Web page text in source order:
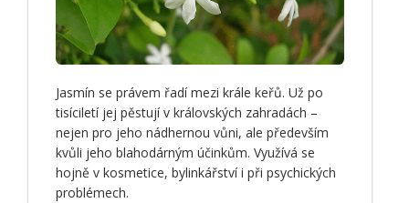
Jasmín se právem řadí mezi krále keřů. Už po
tisíciletí jej pěstují v královských zahradách –
nejen pro jeho nádhernou vůni, ale především
kvůli jeho blahodárným účinkům. Využívá se
hojně v kosmetice, bylinkářství i při psychických
problémech.